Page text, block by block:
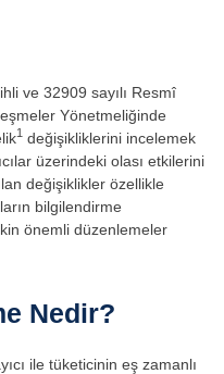
ve 32909 sayılı Resmî
Yönetmeliğinde
1 değişikliklerini incelemek
üzerindeki olası etkilerini
değişiklikler özellikle
bilgilendirme
önemli düzenlemeler
Nedir?
ile tüketicinin eş zamanlı